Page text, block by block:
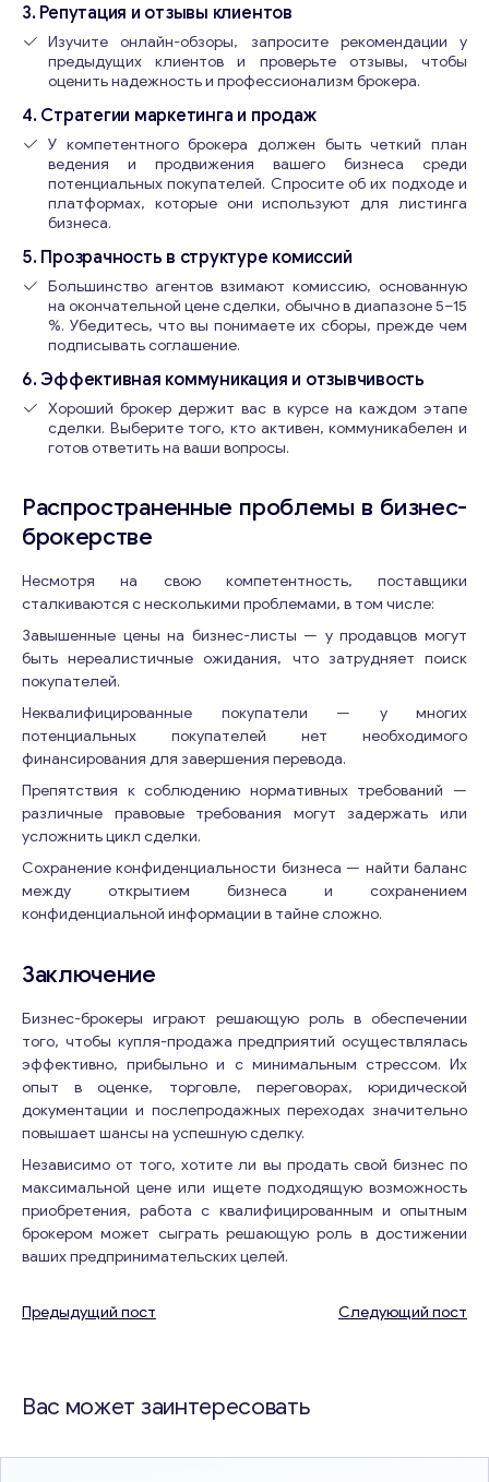
3. Репутация и отзывы клиентов
Изучите онлайн-обзоры, запросите рекомендации у
предыдущих клиентов и проверьте отзывы, чтобы
оценить надежность и профессионализм брокера.
4. Стратегии маркетинга и продаж
У компетентного брокера должен быть четкий план
ведения и продвижения вашего бизнеса среди
потенциальных покупателей. Спросите об их подходе и
платформах, которые они используют для листинга
бизнеса.
5. Прозрачность в структуре комиссий
Большинство агентов взимают комиссию, основанную
на окончательной цене сделки, обычно в диапазоне 5–15
%. Убедитесь, что вы понимаете их сборы, прежде чем
подписывать соглашение.
6. Эффективная коммуникация и отзывчивость
Хороший брокер держит вас в курсе на каждом этапе
сделки. Выберите того, кто активен, коммуникабелен и
готов ответить на ваши вопросы.
Распространенные проблемы в бизнес-
брокерстве
Несмотря на свою компетентность, поставщики
сталкиваются с несколькими проблемами, в том числе:
Завышенные цены на бизнес-листы — у продавцов могут
быть нереалистичные ожидания, что затрудняет поиск
покупателей.
Неквалифицированные покупатели — у многих
потенциальных покупателей нет необходимого
финансирования для завершения перевода.
Препятствия к соблюдению нормативных требований —
различные правовые требования могут задержать или
усложнить цикл сделки.
Сохранение конфиденциальности бизнеса — найти баланс
между открытием бизнеса и сохранением
конфиденциальной информации в тайне сложно.
Заключение
Бизнес-брокеры играют решающую роль в обеспечении
того, чтобы купля-продажа предприятий осуществлялась
эффективно, прибыльно и с минимальным стрессом. Их
опыт в оценке, торговле, переговорах, юридической
документации и послепродажных переходах значительно
повышает шансы на успешную сделку.
Независимо от того, хотите ли вы продать свой бизнес по
максимальной цене или ищете подходящую возможность
приобретения, работа с квалифицированным и опытным
брокером может сыграть решающую роль в достижении
ваших предпринимательских целей.
записям
Предыдущий пост Следующий пост
Вас может заинтересовать